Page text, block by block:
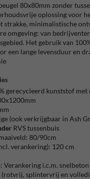
80x80mm zonder
oplossing voor
strakke, minimalistische
omgeving: van
Het gebruik van
een lange levensduur en
gerecycleerd kunststof
(ook verkrijgbaar in Ash
RVS tussenbuis
80/90cm
verankering): 120 cm
Verankering i.c.m. snelbeton
splintervrij en